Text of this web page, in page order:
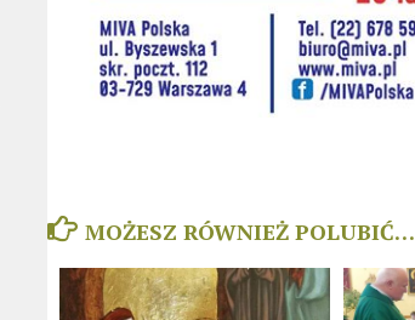
MOŻESZ RÓWNIEŻ POLUBIĆ…